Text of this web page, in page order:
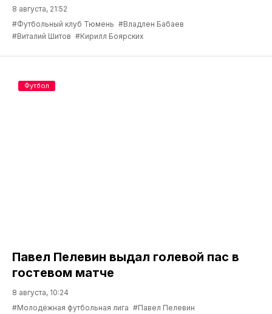
8 августа, 21:52
#Футбольный клуб Тюмень #Владлен Бабаев
#Виталий Шитов #Кирилл Боярских
Павел Пелевин выдал голевой пас в
гостевом матче
8 августа, 10:24
#Молодёжная футбольная лига #Павел Пелевин
Футбол